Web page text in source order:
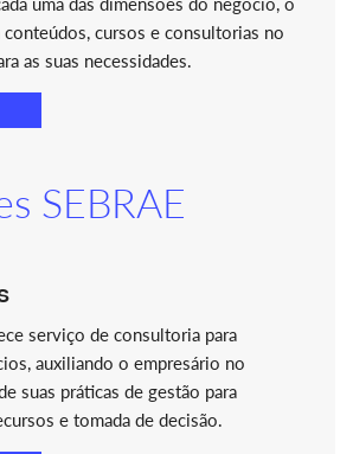
conteúdos, cursos e consultorias no
as suas necessidades.
SEBRAE
serviço de consultoria para
auxiliando o empresário no
suas práticas de gestão para
e tomada de decisão.